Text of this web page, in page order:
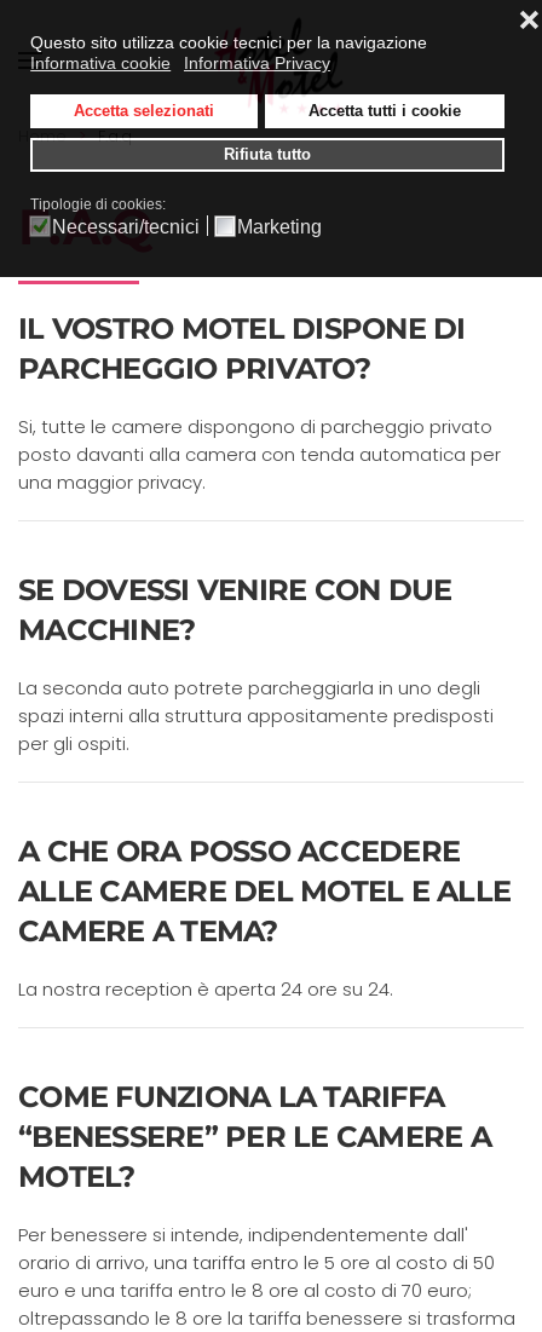
Questo sito utilizza cookie tecnici per la navigazione
Informativa cookie
Informativa Privacy
Accetta selezionati Accetta tutti i cookie
Rifiuta tutto
❌
Tipologie di cookies:
Necessari/tecnici Marketing
Skip to main content
Home F.a.q
F.A.Q
IL VOSTRO MOTEL DISPONE DI
PARCHEGGIO PRIVATO?
Si, tutte le camere dispongono di parcheggio privato
posto davanti alla camera con tenda automatica per
una maggior privacy.
SE DOVESSI VENIRE CON DUE
MACCHINE?
La seconda auto potrete parcheggiarla in uno degli
spazi interni alla struttura appositamente predisposti
per gli ospiti.
A CHE ORA POSSO ACCEDERE
ALLE CAMERE DEL MOTEL E ALLE
CAMERE A TEMA?
La nostra reception è aperta 24 ore su 24.
COME FUNZIONA LA TARIFFA
“BENESSERE” PER LE CAMERE A
MOTEL?
Per benessere si intende, indipendentemente dall'
orario di arrivo, una tariffa entro le 5 ore al costo di 50
euro e una tariffa entro le 8 ore al costo di 70 euro;
oltrepassando le 8 ore la tariffa benessere si trasforma